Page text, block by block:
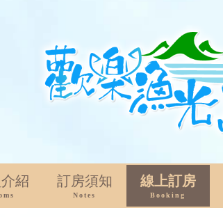
紹 訂房須知
Notes
線上訂房
Booking